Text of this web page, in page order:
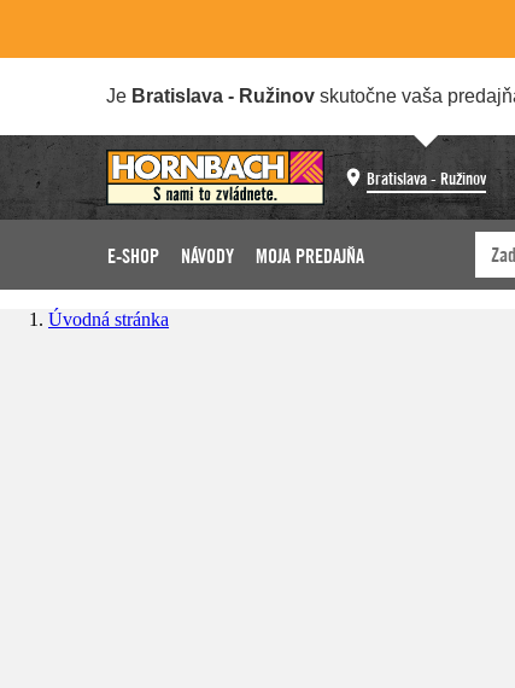
Je Bratislava - Ružinov skutočne vaša
Bratislava - Ružinov
E-SHOP NÁVODY MOJA PREDAJŇA
Úvodná stránka